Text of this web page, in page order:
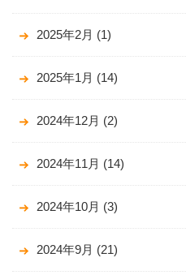
2025年2月 (1)
2025年1月 (14)
2024年12月 (2)
2024年11月 (14)
2024年10月 (3)
2024年9月 (21)